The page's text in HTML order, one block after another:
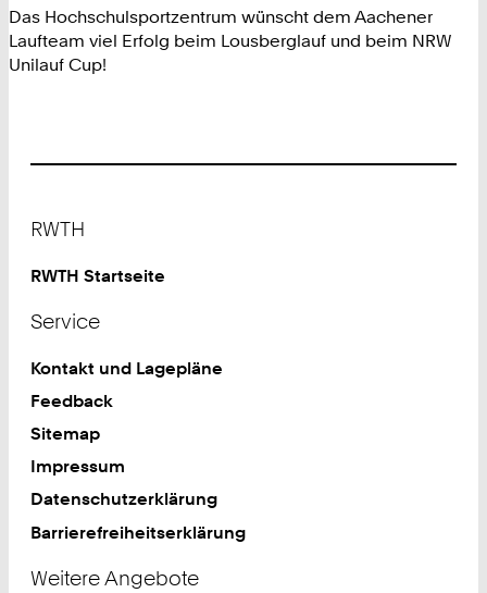
Das Hochschulsportzentrum wünscht dem Aachener
Laufteam viel Erfolg beim Lousberglauf und beim NRW
Unilauf Cup!
RWTH
RWTH Startseite
Service
Kontakt und Lagepläne
Feedback
Sitemap
Impressum
Datenschutzerklärung
Barrierefreiheitserklärung
Weitere Angebote